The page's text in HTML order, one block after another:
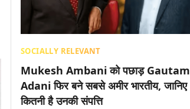
SOCIALLY RELEVANT
Mukesh Ambani को पछाड़ Gautam
Adani फिर बने सबसे अमीर भारतीय, जानिए
कितनी है उनकी संपत्ति